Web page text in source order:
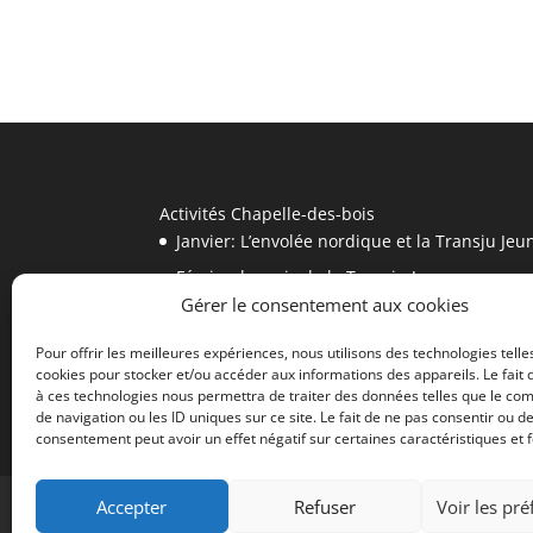
Gérer le consentement aux cookies
Pour offrir les meilleures expériences, nous utilisons des technologies
cookies pour stocker et/ou accéder aux informations des appareils. Le fait
à ces technologies nous permettra de traiter des données telles que le
de navigation ou les ID uniques sur ce site. Le fait de ne pas consentir ou
consentement peut avoir un effet négatif sur certaines caractéristiques et
Accepter Refuser Voir les
Activités Chapelle-des-bois
Janvier: L’envolée nordique et la Transju
Février: le mois de la Transju !
Massages, bien être, coaching et nature avec
9/10 Août 2025: Fête du Bio de Chapelle-
ECOMUSEE MAISON MICHAUD
Mentions légales et RGPD Plan du site